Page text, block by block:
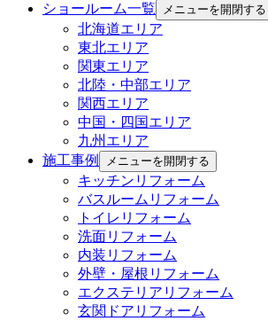
ショールーム一覧
メニューを開閉する
北海道エリア
東北エリア
関東エリア
北陸・中部エリア
関西エリア
中国・四国エリア
九州エリア
施工事例
メニューを開閉する
キッチンリフォーム
バスルームリフォーム
トイレリフォーム
洗面リフォーム
内装リフォーム
外壁・屋根リフォーム
エクステリアリフォーム
玄関ドアリフォーム